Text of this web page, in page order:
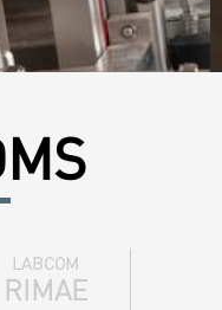
LABCOM
RIMAE